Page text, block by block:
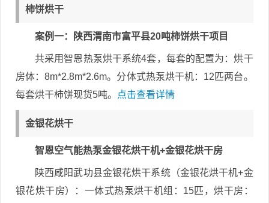
柿饼烘干
案例一：陕西渭南市富平县20吨柿饼烘干项目
共采用智恩热泵烘干系统4套，每套的配置为：烘干
房体：8m*2.8m*2.6m。分体式热泵烘干机：12匹两台。
每套烘干柿饼现货5吨。
点击查看详情
金银花烘干
智恩空气能热泵金银花烘干机+金银花烘干房
陕西咸阳武功县金银花烘干系统（金银花烘干机+金
银花烘干房）：一体式热泵烘干机组：15匹，烘干房：